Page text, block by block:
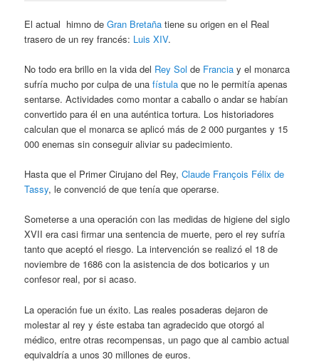
El actual himno deGran Bretaña tiene su origen en el Real
trasero de un rey francés: Luis XIV.
No todo era brillo en la vida del Rey Sol de Francia y el monarca
sufría mucho por culpa de unafístula que no le permitía apenas
sentarse. Actividades como montar a caballo o andar se habían
convertido para él en una auténtica tortura. Los historiadores
calculan que el monarca se aplicó más de 2 000 purgantes y 15
000 enemas sin conseguir aliviar su padecimiento.
Hasta que el Primer Cirujano del Rey,Claude François Félix de
Tassy, le convenció de que tenía que operarse.
Someterse a una operación con las medidas de higiene del siglo
XVII era casi firmar una sentencia de muerte, pero el rey sufría
tanto que aceptó el riesgo. La intervención se realizó el 18 de
noviembre de 1686 con la asistencia de dos boticarios y un
confesor real, por si acaso.
La operación fue un éxito. Las reales posaderas dejaron de
molestar al rey y éste estaba tan agradecido que otorgó al
médico, entre otras recompensas, un pago que al cambio actual
equivaldría a unos 30 millones de euros.